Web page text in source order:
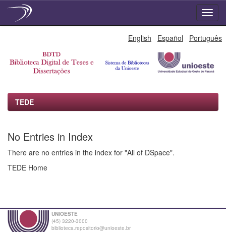
English Español Português
TEDE
No Entries in Index
There are no entries in the index for "All of DSpace".
TEDE Home
UNIOESTE
(45) 3220-3000
biblioteca.repositorio@unioeste.br